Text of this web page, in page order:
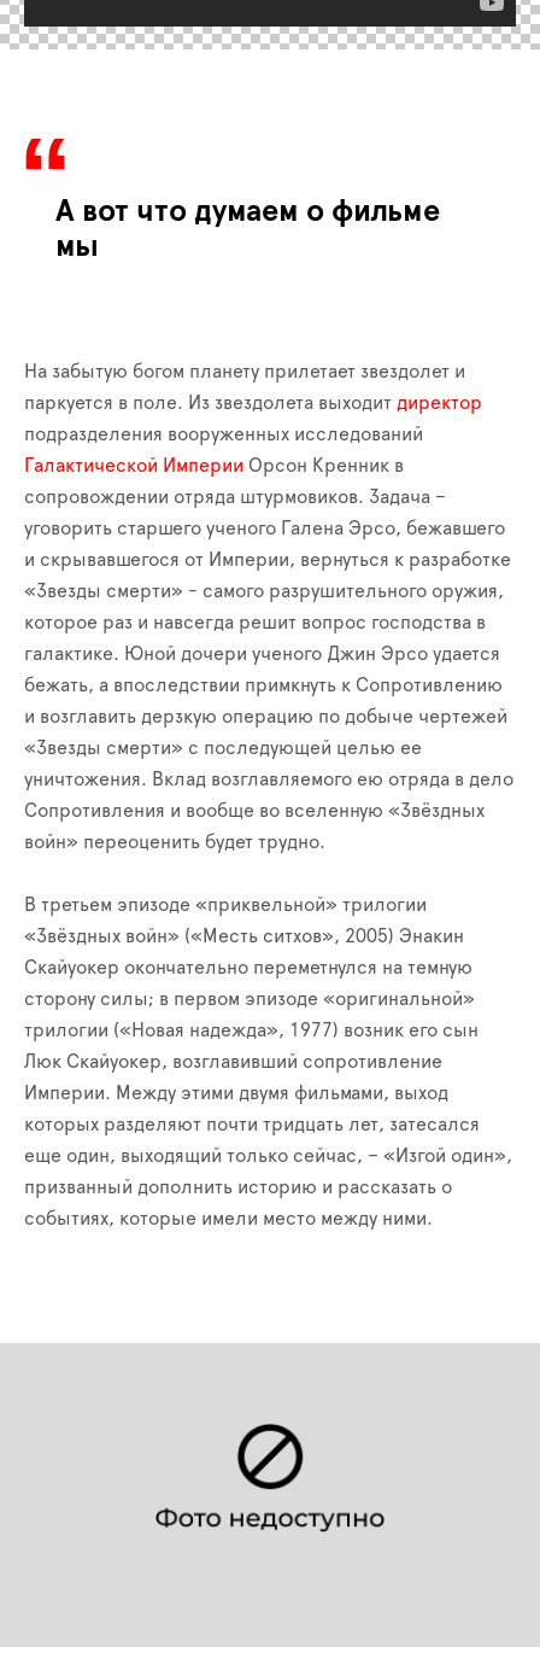
А вот что думаем о фильме
мы
На забытую богом планету прилетает звездолет и
паркуется в поле. Из звездолета выходит директор
подразделения вооруженных исследований
Галактической Империи Орсон Кренник в
сопровождении отряда штурмовиков. Задача –
уговорить старшего ученого Галена Эрсо, бежавшего
и скрывавшегося от Империи, вернуться к разработке
«Звезды смерти» - самого разрушительного оружия,
которое раз и навсегда решит вопрос господства в
галактике. Юной дочери ученого Джин Эрсо удается
бежать, а впоследствии примкнуть к Сопротивлению
и возглавить дерзкую операцию по добыче чертежей
«Звезды смерти» с последующей целью ее
уничтожения. Вклад возглавляемого ею отряда в дело
Сопротивления и вообще во вселенную «Звёздных
войн» переоценить будет трудно.
В третьем эпизоде «приквельной» трилогии
«Звёздных войн» («Месть ситхов», 2005) Энакин
Скайуокер окончательно переметнулся на темную
сторону силы; в первом эпизоде «оригинальной»
трилогии («Новая надежда», 1977) возник его сын
Люк Скайуокер, возглавивший сопротивление
Империи. Между этими двумя фильмами, выход
которых разделяют почти тридцать лет, затесался
еще один, выходящий только сейчас, – «Изгой один»,
призванный дополнить историю и рассказать о
событиях, которые имели место между ними.